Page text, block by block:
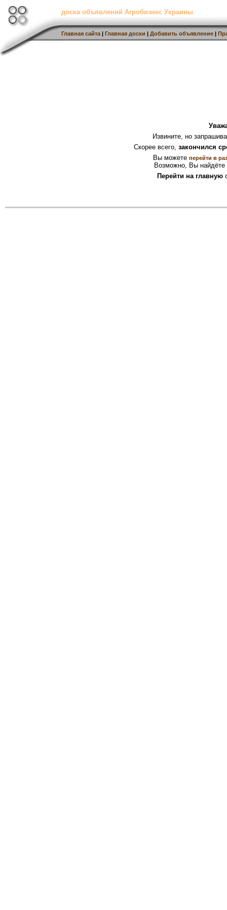
доска объявлений Агробизнес Украины
Главная сайта | Главная доски | Добавить объявление |
Извините, но
Скорее всего, закончился
Вы можете перейти в
Возможно, Вы найдёте
Перейти на главную